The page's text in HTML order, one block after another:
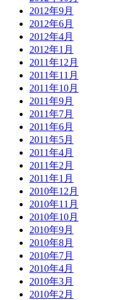
2012年9月
2012年6月
2012年4月
2012年1月
2011年12月
2011年11月
2011年10月
2011年9月
2011年7月
2011年6月
2011年5月
2011年4月
2011年2月
2011年1月
2010年12月
2010年11月
2010年10月
2010年9月
2010年8月
2010年7月
2010年4月
2010年3月
2010年2月